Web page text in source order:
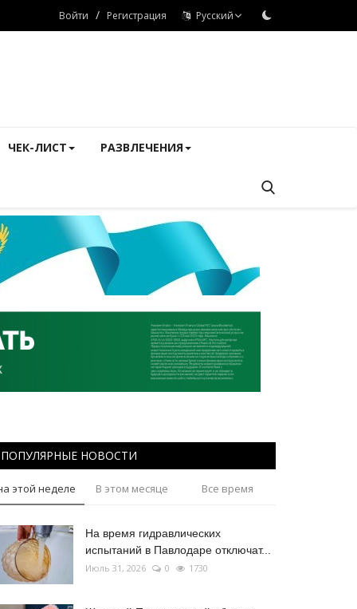
Войти / Регистрация Русский
ЧЕК-ЛИСТ РАЗВЛЕЧЕНИЯ
ПОПУЛЯРНЫЕ НОВОСТИ
этой неделе В этом месяце Все время
На время гидравлических
испытаний в Павлодаре отключат...
Июль 31, 2026 0 1730